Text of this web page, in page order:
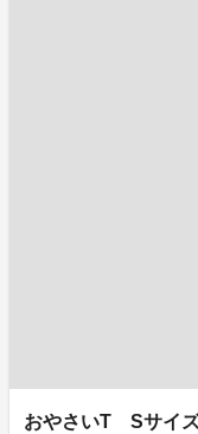
おやさいT Sサイズ